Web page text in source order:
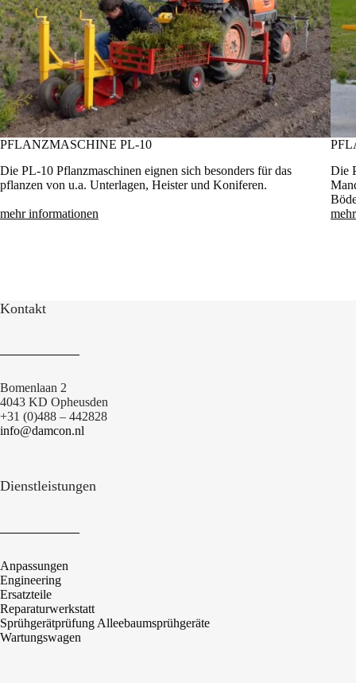
PFLANZMASCHINE PL-10
Die PL-10 Pflanzmaschinen eignen sich besonders für das
pflanzen von u.a. Unterlagen, Heister und Koniferen.
mehr informationen
Die
Kontakt
Bomenlaan 2
4043 KD Opheusden
+31 (0)488 – 442828
info@damcon.nl
Dienstleistungen
Anpassungen
Engineering
Ersatzteile
Reparaturwerkstatt
Sprühgerätprüfung Alleebaumsprühgeräte
Wartungswagen